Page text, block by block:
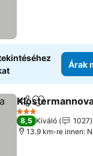
Árak
Megosztás
Hozzáadás
3 Kategória
8,5 Kiváló
1027
13.9 km-re innen: